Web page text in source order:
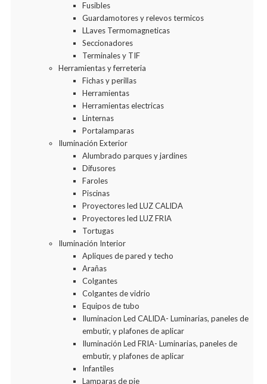
Fusibles
Guardamotores y relevos termicos
LLaves Termomagneticas
Seccionadores
Terminales y TIF
Herramientas y ferreteria
Fichas y perillas
Herramientas
Herramientas electricas
Linternas
Portalamparas
Iluminación Exterior
Alumbrado parques y jardines
Difusores
Faroles
Piscinas
Proyectores led LUZ CALIDA
Proyectores led LUZ FRIA
Tortugas
Iluminación Interior
Apliques de pared y techo
Arañas
Colgantes
Colgantes de vidrio
Equipos de tubo
Iluminacion Led CALIDA- Luminarias, paneles de
embutir, y plafones de aplicar
Iluminación Led FRIA- Luminarias, paneles de
embutir, y plafones de aplicar
Infantiles
Lamparas de pie